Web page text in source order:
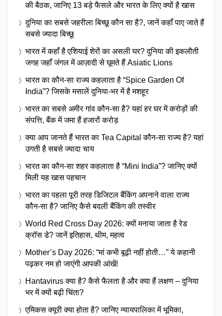
की बैठक, जानिए 13 बड़े फैसले और भारत के लिए क्यों है खास
दुनिया का सबसे जहरीला बिच्छू कौन सा है?, जानें कहाँ पाए जाते हैं
सबसे ज्यादा बिच्छू
भारत में कहाँ है एशियाई शेरों का असली घर? दुनिया की इकलौती
जगह जहाँ जंगल में आज़ादी से घूमते हैं Asiatic Lions
भारत का कौन-सा राज्य कहलाता है “Spice Garden Of
India”? जिसके मसालें दुनिया-भर में है मशहूर
भारत का सबसे अमीर गांव कौन-सा है? यहां हर घर में करोड़ों की
संपत्ति, बैंक में जमा हैं हजारों करोड़
क्या आप जानते हैं भारत का Tea Capital कौन-सा राज्य है? यहां
उगती है सबसे ज्यादा चाय
भारत का कौन-सा शहर कहलाता है “Mini India”? जानिए क्यों
मिली यह खास पहचान
भारत का पहला पूरी तरह डिजिटल बैंकिंग अपनाने वाला राज्य
कौन-सा है? जानिए कैसे बदली बैंकिंग की तस्वीर
World Red Cross Day 2026: क्यों मनाया जाता है रेड
क्रॉस डे? जानें इतिहास, थीम, महत्व
Mother’s Day 2026: “मां कभी बूढ़ी नहीं होती…” ये कहानी
पढ़कर नम हो जाएंगी आपकी आंखें!
Hantavirus क्या है? कैसे फैलता है और क्या हैं लक्षण – दुनिया
भर में क्यों बढ़ी चिंता?
एमिकस क्यूरी क्या होता है? जानिए न्यायपालिका में भूमिका,